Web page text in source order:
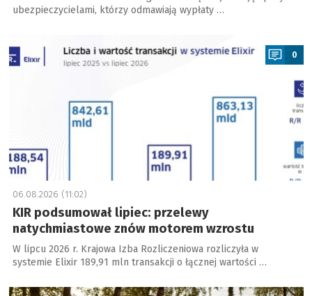
ubezpieczycielami, którzy odmawiają wypłaty …
0
06.08.2026 (11:02)
KIR podsumował lipiec: przelewy
natychmiastowe znów motorem wzrostu
W lipcu 2026 r. Krajowa Izba Rozliczeniowa rozliczyła w
systemie Elixir 189,91 mln transakcji o łącznej wartości …
a